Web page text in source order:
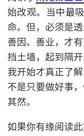
始改观。当中最
命。但，必须是
善因、善业，才
挡土墙，起到隔
我开始才真正了
不是只要做好事
其然。
如果你有缘阅读